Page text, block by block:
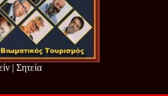
| Σητεία